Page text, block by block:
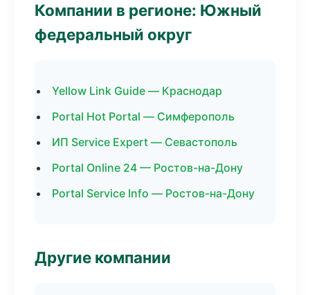
Компании в регионе: Южный
федеральный округ
Yellow Link Guide — Краснодар
Portal Hot Portal — Симферополь
ИП Service Expert — Севастополь
Portal Online 24 — Ростов-на-Дону
Portal Service Info — Ростов-на-Дону
Другие компании